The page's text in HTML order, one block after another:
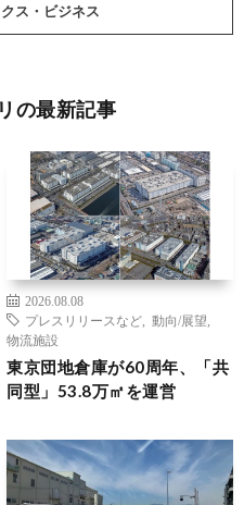
ス・ビジネス
の最新記事
2026.08.08
プレスリリースなど
動向/展望
物流施設
東京団地倉庫が60周年、「共
同型」53.8万㎡を運営